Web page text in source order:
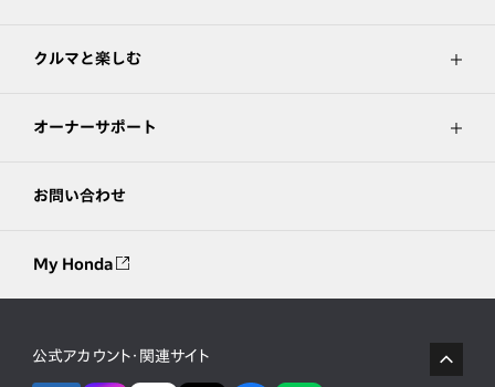
クルマと楽しむ
オーナーサポート
お問い合わせ
My Honda
公式アカウント・関連サイト